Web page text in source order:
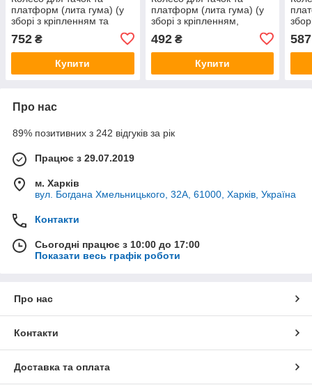
платформ (лита гума) (у
зборі з кріпленням та
гальмами) (160mm) ELIT
752 ₴
Купити
платформ (лита гума) (у
зборі з кріпленням,
80mm) ELIT
492₴
Купити
587
Про нас
89% позитивних з 242 відгуків за рік
Працює з 29.07.2019
м. Харків
вул. Богдана Хмельницького, 32А, 61000, Харків, Україна
Контакти
Сьогодні працює з 10:00 до 17:00
Показати весь графік роботи
Про нас
Контакти
Доставка та оплата